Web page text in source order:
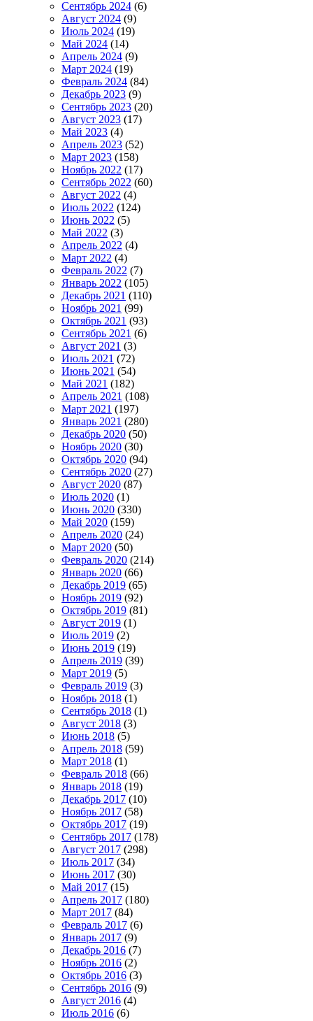
Сентябрь 2024 (6)
Август 2024 (9)
Июль 2024 (19)
Май 2024 (14)
Апрель 2024 (9)
Март 2024 (19)
Февраль 2024 (84)
Декабрь 2023 (9)
Сентябрь 2023 (20)
Август 2023 (17)
Май 2023 (4)
Апрель 2023 (52)
Март 2023 (158)
Ноябрь 2022 (17)
Сентябрь 2022 (60)
Август 2022 (4)
Июль 2022 (124)
Июнь 2022 (5)
Май 2022 (3)
Апрель 2022 (4)
Март 2022 (4)
Февраль 2022 (7)
Январь 2022 (105)
Декабрь 2021 (110)
Ноябрь 2021 (99)
Октябрь 2021 (93)
Сентябрь 2021 (6)
Август 2021 (3)
Июль 2021 (72)
Июнь 2021 (54)
Май 2021 (182)
Апрель 2021 (108)
Март 2021 (197)
Январь 2021 (280)
Декабрь 2020 (50)
Ноябрь 2020 (30)
Октябрь 2020 (94)
Сентябрь 2020 (27)
Август 2020 (87)
Июль 2020 (1)
Июнь 2020 (330)
Май 2020 (159)
Апрель 2020 (24)
Март 2020 (50)
Февраль 2020 (214)
Январь 2020 (66)
Декабрь 2019 (65)
Ноябрь 2019 (92)
Октябрь 2019 (81)
Август 2019 (1)
Июль 2019 (2)
Июнь 2019 (19)
Апрель 2019 (39)
Март 2019 (5)
Февраль 2019 (3)
Ноябрь 2018 (1)
Сентябрь 2018 (1)
Август 2018 (3)
Июнь 2018 (5)
Апрель 2018 (59)
Март 2018 (1)
Февраль 2018 (66)
Январь 2018 (19)
Декабрь 2017 (10)
Ноябрь 2017 (58)
Октябрь 2017 (19)
Сентябрь 2017 (178)
Август 2017 (298)
Июль 2017 (34)
Июнь 2017 (30)
Май 2017 (15)
Апрель 2017 (180)
Март 2017 (84)
Февраль 2017 (6)
Январь 2017 (9)
Декабрь 2016 (7)
Ноябрь 2016 (2)
Октябрь 2016 (3)
Сентябрь 2016 (9)
Август 2016 (4)
Июль 2016 (6)